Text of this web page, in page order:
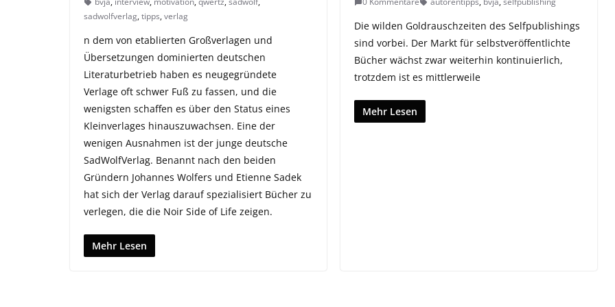
sadwolfverlag,tipps,verlag
n dem von etablierten Großverlagen und
Übersetzungen dominierten deutschen
Literaturbetrieb haben es neugegründete
Verlage oft schwer Fuß zu fassen, und die
wenigsten schaffen es über den Status eines
Kleinverlages hinauszuwachsen. Eine der
wenigen Ausnahmen ist der junge deutsche
SadWolfVerlag. Benannt nach den beiden
Gründern Johannes Wolfers und Etienne Sadek
hat sich der Verlag darauf spezialisiert Bücher zu
verlegen, die die Noir Side of Life zeigen.
Mehr Lesen
Die wilden Goldrauschzeiten des Selfpublishings
sind vorbei. Der Markt für selbstveröffentlichte
Bücher wächst zwar weiterhin kontinuierlich,
trotzdem ist es mittlerweile
Mehr Lesen